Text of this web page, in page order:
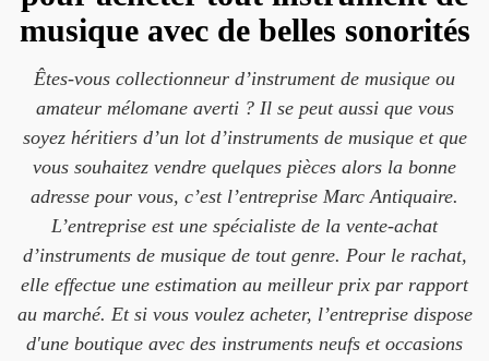
musique avec de belles sonorités
Êtes-vous collectionneur d’instrument de musique ou
amateur mélomane averti ? Il se peut aussi que vous
soyez héritiers d’un lot d’instruments de musique et que
vous souhaitez vendre quelques pièces alors la bonne
adresse pour vous, c’est l’entreprise Marc Antiquaire.
L’entreprise est une spécialiste de la vente-achat
d’instruments de musique de tout genre. Pour le rachat,
elle effectue une estimation au meilleur prix par rapport
au marché. Et si vous voulez acheter, l’entreprise dispose
d'une boutique avec des instruments neufs et occasions